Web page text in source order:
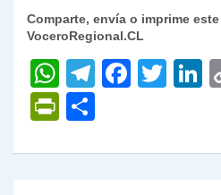
Comparte, envía o imprime
VoceroRegional.CL
W
h
at
s
T
gr
F
e
T
er e
P
nt m